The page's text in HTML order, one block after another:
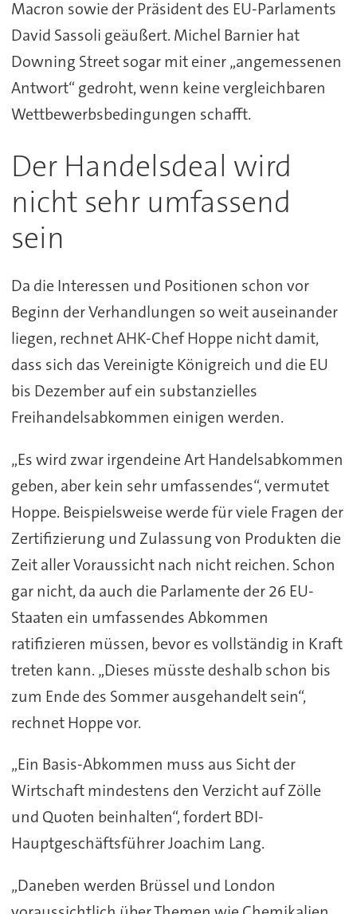
Macron sowie der Präsident des EU-Parlaments
David Sassoli geäußert. Michel Barnier hat
Downing Street sogar mit einer „angemessenen
Antwort“ gedroht, wenn keine vergleichbaren
Wettbewerbsbedingungen schafft.
Der Handelsdeal wird
nicht sehr umfassend
sein
Da die Interessen und Positionen schon vor
Beginn der Verhandlungen so weit auseinander
liegen, rechnet AHK-Chef Hoppe nicht damit,
dass sich das Vereinigte Königreich und die EU
bis Dezember auf ein substanzielles
Freihandelsabkommen einigen werden.
„Es wird zwar irgendeine Art Handelsabkommen
geben, aber kein sehr umfassendes“, vermutet
Hoppe. Beispielsweise werde für viele Fragen der
Zertifizierung und Zulassung von Produkten die
Zeit aller Voraussicht nach nicht reichen. Schon
gar nicht, da auch die Parlamente der 26 EU-
Staaten ein umfassendes Abkommen
ratifizieren müssen, bevor es vollständig in Kraft
treten kann. „Dieses müsste deshalb schon bis
zum Ende des Sommer ausgehandelt sein“,
rechnet Hoppe vor.
„Ein Basis-Abkommen muss aus Sicht der
Wirtschaft mindestens den Verzicht auf Zölle
und Quoten beinhalten“, fordert BDI-
Hauptgeschäftsführer Joachim Lang.
„Daneben werden Brüssel und London